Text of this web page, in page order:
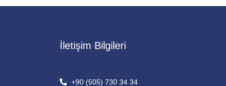
İletişim Bilgileri
+90 (505) 730 34 34